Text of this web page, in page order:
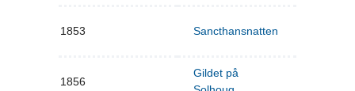
1853 Sancthansnatten
1856
Gildet på